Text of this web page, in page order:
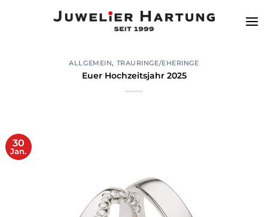
ALLGEMEIN, TRAURINGE/EHERINGE
Euer Hochzeitsjahr 2025
30
Jan.